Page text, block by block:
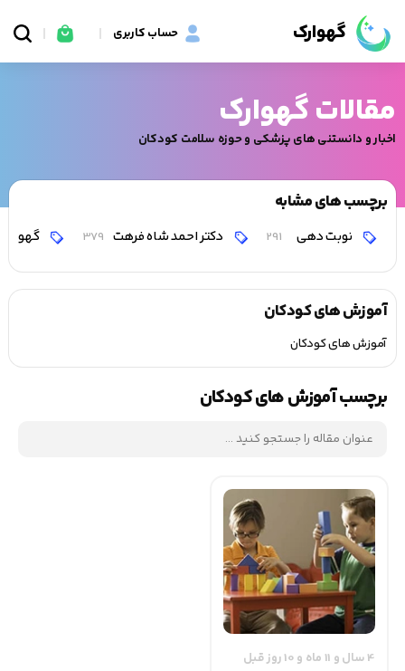
گهوارک حساب کاربری
مقالات گهوارک
اخبار و دانستنی های پزشکی و حوزه سلامت کودکان
برچسب های مشابه
نوبت دهی 291 دکتر احمد شاه فرهت 379 گهوارک
آموزش های کودکان
آموزش های کودکان
برچسب آموزش های کودکان
4 سال و 11 ماه و 10 روز قبل